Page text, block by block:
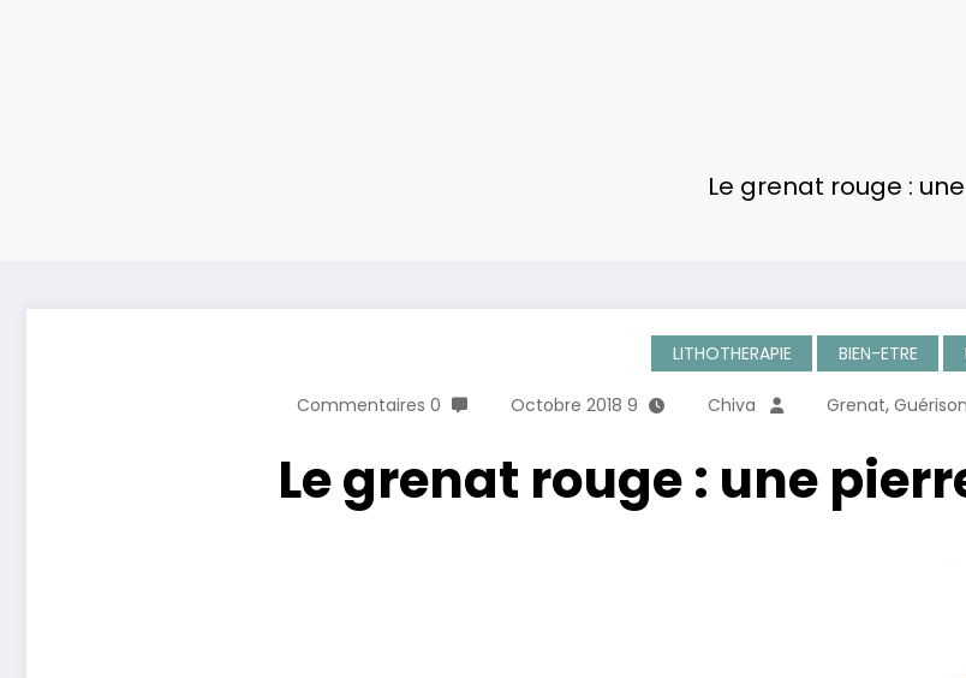
Le grenat rouge :
LITHOTHERAPIE BIEN-ETRE
Grenat,
Chiva
9 Octobre 2018
0 Commentaires
Le grenat rouge : une